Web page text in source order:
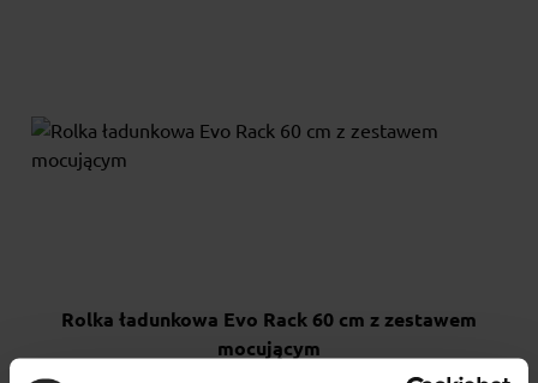
Rolka ładunkowa Evo Rack 60 cm z zestawem
mocującym